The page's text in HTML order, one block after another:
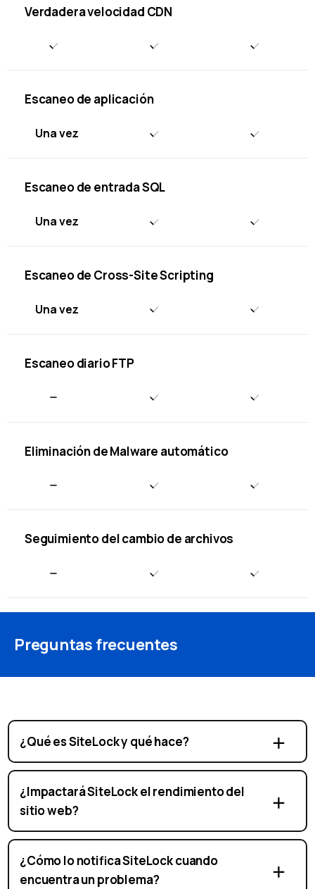
Verdadera velocidad CDN
Escaneo de aplicación
Una vez
Escaneo de entrada SQL
Una vez
Escaneo de Cross-Site Scripting
Una vez
Escaneo diario FTP
Eliminación de Malware automático
Seguimiento del cambio de archivos
Preguntas frecuentes
¿Qué es SiteLock y qué hace?
¿Impactará SiteLock el rendimiento del
sitio web?
¿Cómo lo notifica SiteLock cuando
encuentra un problema?